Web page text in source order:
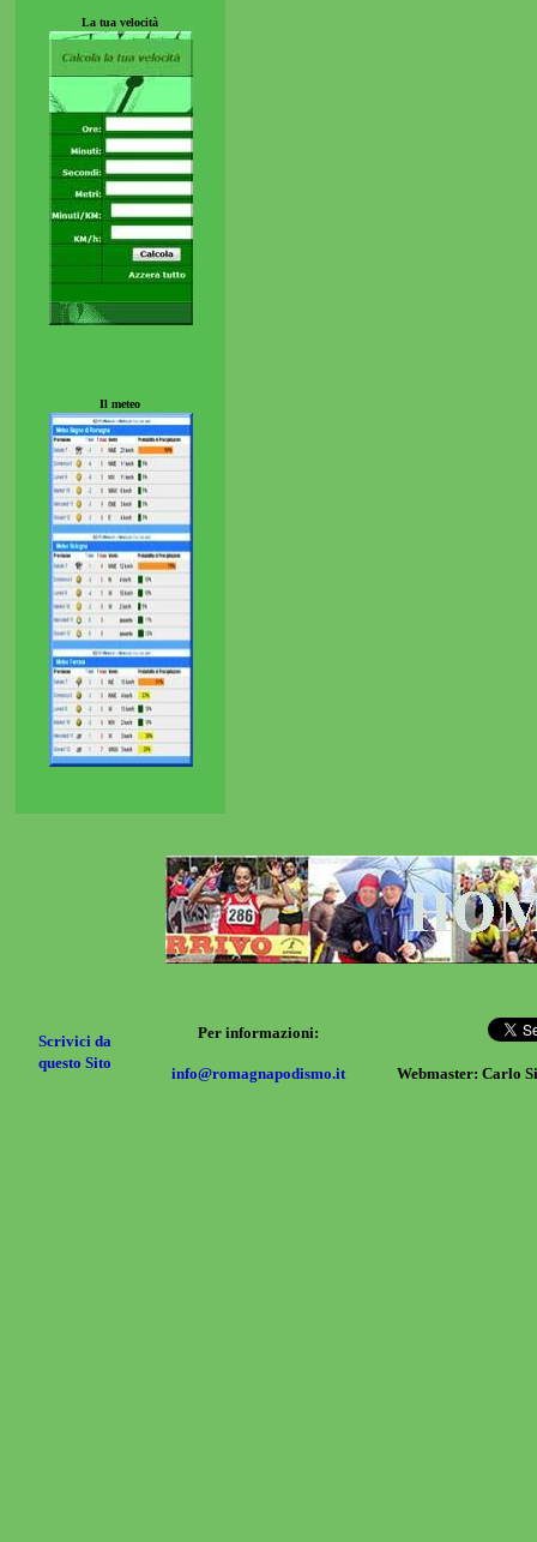
La tua velocità
Il meteo
Scrivici da
questo Sito
Per informazioni:
info@romagnapodismo.it Webmaster: Carlo